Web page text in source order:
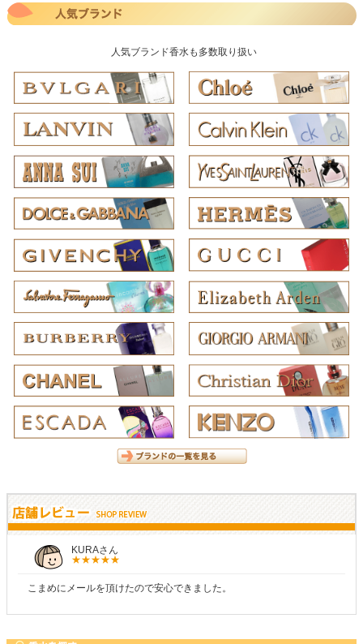
人気ブランド香水も多数取り扱い
KURAさん
こまめにメールを頂けたので安心できました。